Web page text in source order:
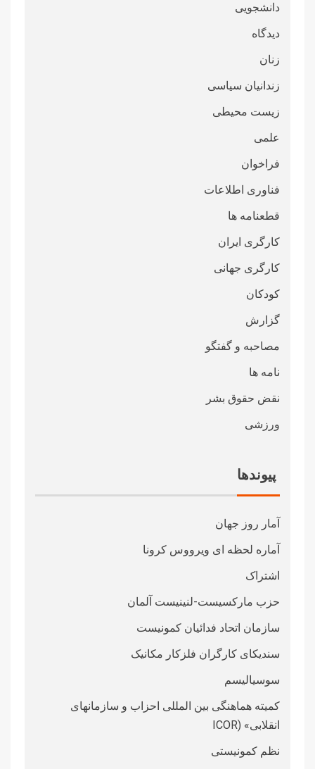
دانشجویی
دیدگاه
زنان
زندانیان سیاسی
زیست محیطی
علمی
فراخوان
فناوری اطلاعات
قطعنامە ها
کارگری ایران
کارگری جهانی
کودکان
گزارش
مصاحبه و گفتگو
نامه ها
نقض حقوق بشر
ورزشی
پیوندها
آمار روز جهان
آماره لحظه ای ویرووس کرونا
اشتراک
حزب مارکسیست-لنینیست آلمان
سازمان اتحاد فدائیان کمونیست
سندیکای کارگران فلزکار مکانیک
سوسیالیسم
کمیته هماهنگی بین المللی احزاب و سازمانهای
انقلابی» (ICOR
نظم کمونیستی